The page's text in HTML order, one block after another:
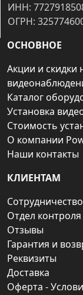
ИНН:
ОГРН:
ОСНОВНОЕ
Акции и скидки
Каталог
Установка
Стоимость
О компании
Наши контакты
КЛИЕНТАМ
Отдел контроля
Отзывы
Гарантия и
Реквизиты
Доставка
Оферта -